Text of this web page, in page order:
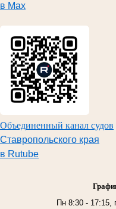
в Max
Объединенный канал судов
Ставропольского края
в Rutube
Пн 8:30 - 17:15,